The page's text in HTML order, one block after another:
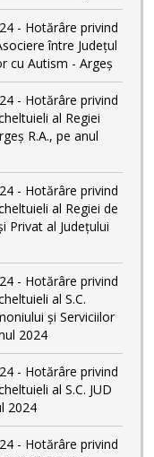
- Hotărâre privind
între Județul
cu Autism - Argeș
- Hotărâre privind
al Regiei
R.A., pe anul
- Hotărâre privind
al Regiei de
Privat al Județului
- Hotărâre privind
al S.C.
și Serviciilor
2024
- Hotărâre privind
al S.C. JUD
2024
- Hotărâre privind